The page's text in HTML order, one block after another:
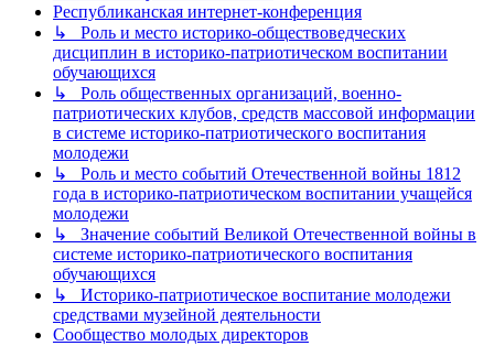
Республиканская интернет-конференция
↳ Роль и место историко-обществоведческих
дисциплин в историко-патриотическом воспитании
обучающихся
↳ Роль общественных организаций, военно-
патриотических клубов, средств массовой информации
в системе историко-патриотического воспитания
молодежи
↳ Роль и место событий Отечественной войны 1812
года в историко-патриотическом воспитании учащейся
молодежи
↳ Значение событий Великой Отечественной войны в
системе историко-патриотического воспитания
обучающихся
↳ Историко-патриотическое воспитание молодежи
средствами музейной деятельности
Сообщество молодых директоров